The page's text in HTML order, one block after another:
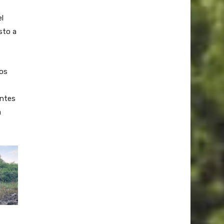
a